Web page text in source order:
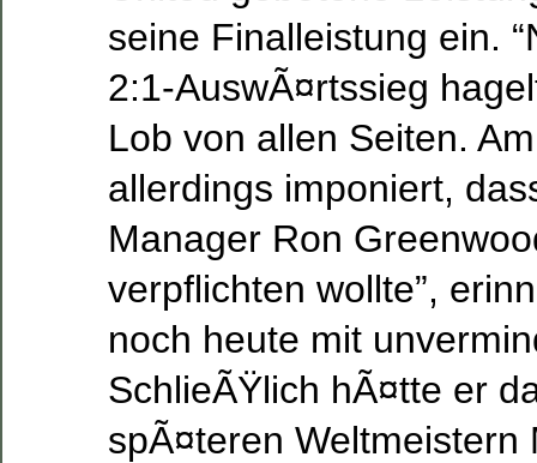
seine Finalleistung ein.
2:1-AuswÃ¤rtssieg
Lob von allen Seiten.
allerdings imponiert,
Manager Ron
verpflichten wollte”,
noch heute mit
SchlieÃŸlich hÃ¤tte er
spÃ¤teren Weltmeistern